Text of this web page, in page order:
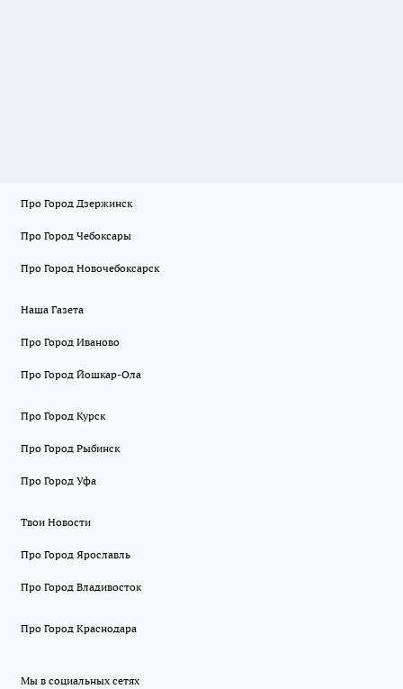
Про Город Дзержинск
Про Город Чебоксары
Про Город Новочебоксарск
Наша Газета
Про Город Иваново
Про Город Йошкар-Ола
Про Город Курск
Про Город Рыбинск
Про Город Уфа
Твои Новости
Про Город Ярославль
Про Город Владивосток
Про Город Краснодара
Мы в социальных сетях